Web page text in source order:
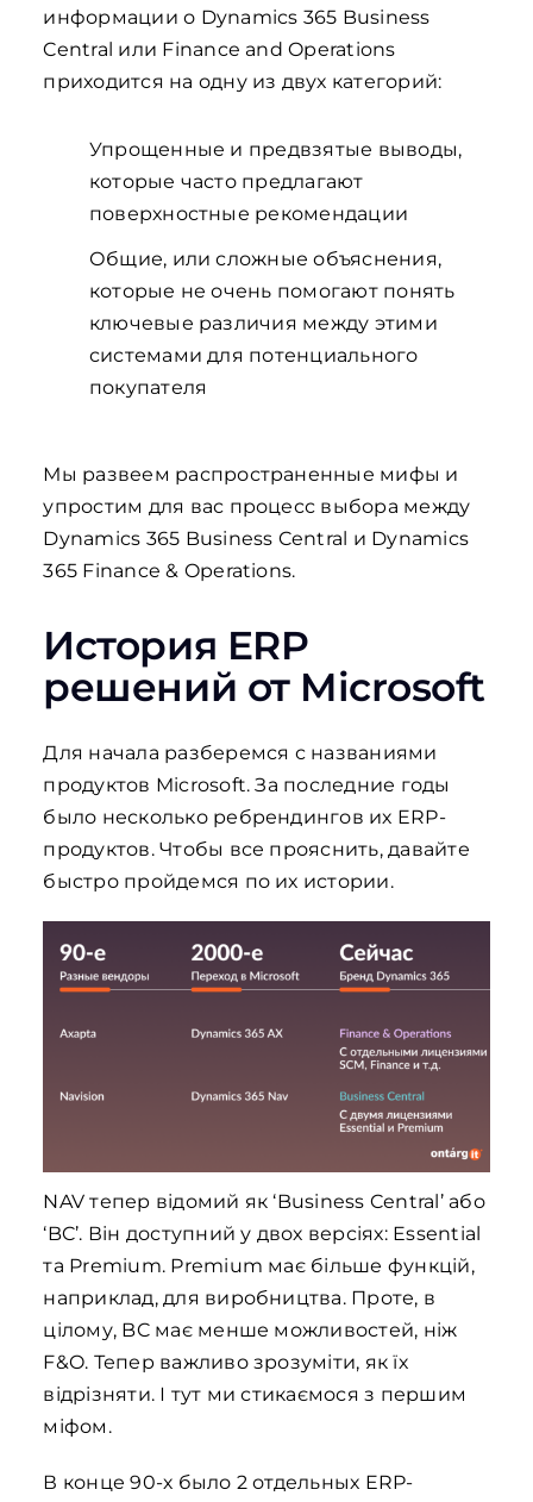
информации о Dynamics 365 Business
Central или Finance and Operations
приходится на одну из двух категорий:
Упрощенные и предвзятые выводы,
которые часто предлагают
поверхностные рекомендации
Общие, или сложные объяснения,
которые не очень помогают понять
ключевые различия между этими
системами для потенциального
покупателя
Мы развеем распространенные мифы и
упростим для вас процесс выбора между
Dynamics 365 Business Central и Dynamics
365 Finance & Operations.
История ERP
решений от Microsoft
Для начала разберемся с названиями
продуктов Microsoft. За последние годы
было несколько ребрендингов их ERP-
продуктов. Чтобы все прояснить, давайте
быстро пройдемся по их истории.
NAV тепер відомий як ‘Business Central’ або
‘BC’. Він доступний у двох версіях: Essential
та Premium. Premium має більше функцій,
наприклад, для виробництва. Проте, в
цілому, BC має менше можливостей, ніж
F&O. Тепер важливо зрозуміти, як їх
відрізняти. І тут ми стикаємося з першим
міфом.
В конце 90-х было 2 отдельных ERP-